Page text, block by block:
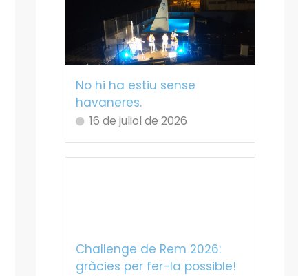
No hi ha estiu sense
havaneres.
16 de juliol de 2026
Challenge de Rem 2026:
gràcies per fer-la possible!